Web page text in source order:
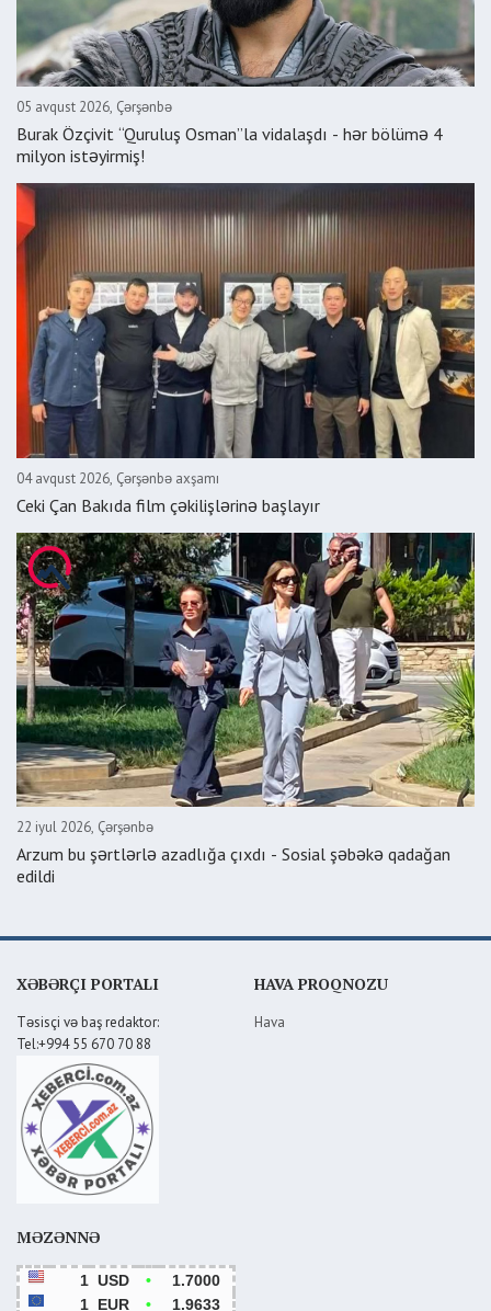
05 avqust 2026, Çərşənbə
Burak Özçivit “Quruluş Osman”la vidalaşdı - hər bölümə 4
milyon istəyirmiş!
04 avqust 2026, Çərşənbə axşamı
Ceki Çan Bakıda film çəkilişlərinə başlayır
22 iyul 2026, Çərşənbə
Arzum bu şərtlərlə azadlığa çıxdı - Sosial şəbəkə qadağan
edildi
XƏBƏRÇI PORTALI
Təsisçi və baş redaktor:
Tel:+994 55 670 70 88
HAVA PROQNOZU
Hava
MƏZƏNNƏ
1 USD •
1.7000
1 EUR • 1.9633